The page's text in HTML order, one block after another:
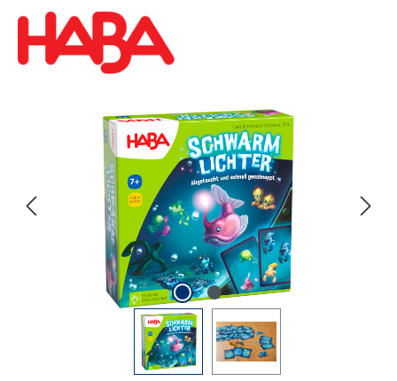
Bildergalerie überspringen